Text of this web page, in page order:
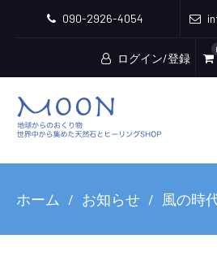
090-2926-4054
ログイン/登録
ホーム お知らせ 風の時